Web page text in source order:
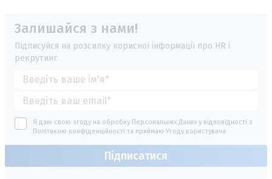
Залишайся з нами!
Підписуйся на розсилку корисної інформації про HR і
рекрутинг
Я даю свою згоду на обробку Персональних Даних у відповідності з
Політикою конфіденційності та приймаю Угоду користувача